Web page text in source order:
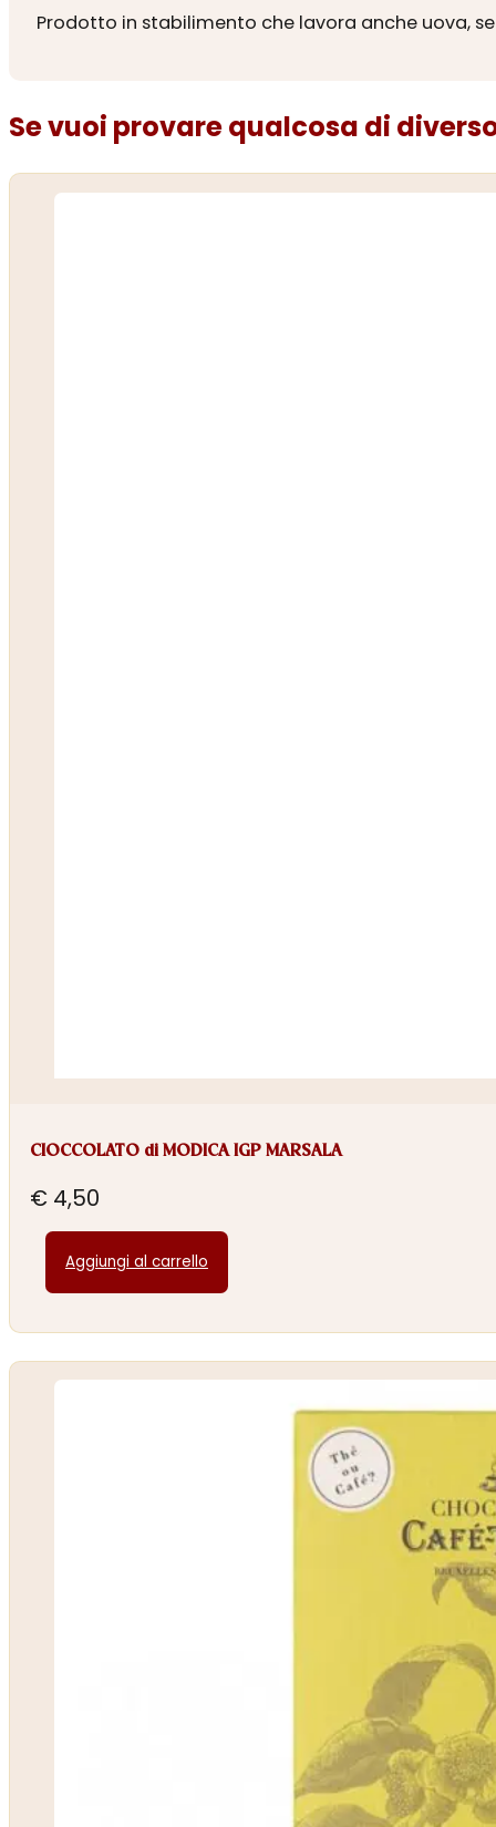
Prodotto in stabilimento che lavora anche uova,
Se vuoi provare qualcosa di
CIOCCOLATO di MODICA IGP MARSALA
€ 4,50
Aggiungi al carrello